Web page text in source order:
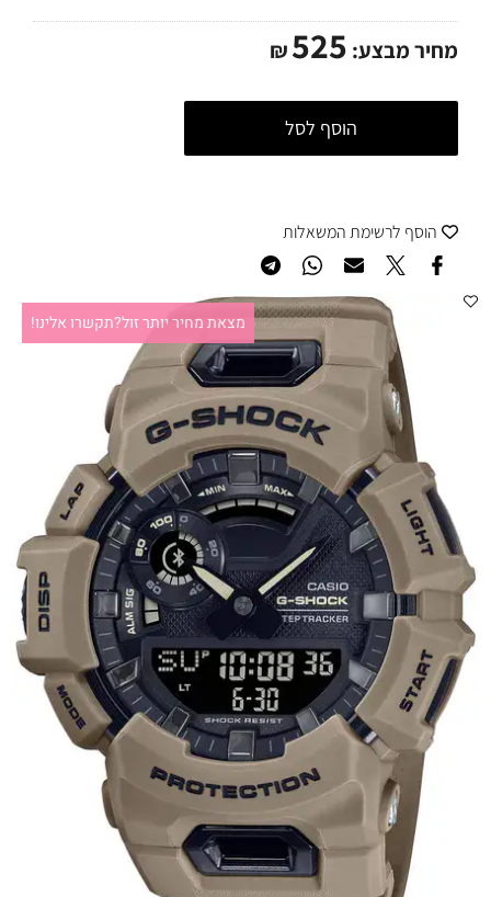
מצאת מחיר יותר זול?תקשרו אלינו!
מחיר מבצע: ₪525
הוסף לסל
הוסף לרשימת המשאלות